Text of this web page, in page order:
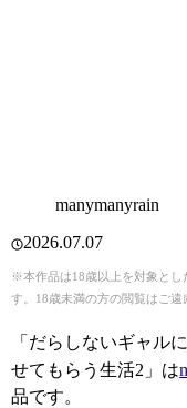
manymanyrain
2026.07.07
※本作品は18歳以上を対象とし
す。18歳未満の方の閲覧はご遠
「だらしないギャル
せてもらう生活2」は
品です。